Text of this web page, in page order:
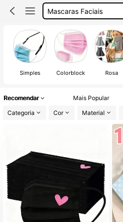
Máscaras
Mascara Descartavel
Mascaras Descartáveis
Simples Colorblock Rosa
Recomendar Mais Popular
Categoria
Cor Material